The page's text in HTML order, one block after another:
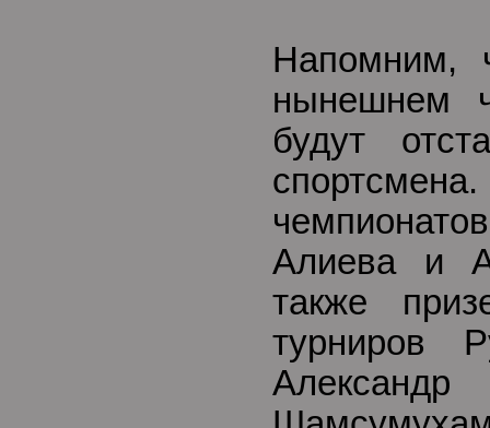
Напомним,
нынешнем
будут
Алиева и
также
турниров